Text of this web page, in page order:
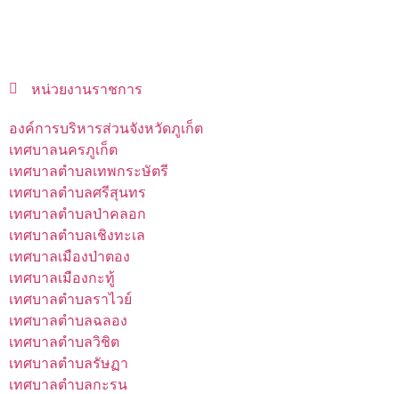
หน่วยงานราชการ
องค์การบริหารส่วนจังหวัดภูเก็ต
เทศบาลนครภูเก็ต
เทศบาลตำบลเทพกระษัตรี
เทศบาลตำบลศรีสุนทร
เทศบาลตำบลป่าคลอก
เทศบาลตำบลเชิงทะเล
เทศบาลเมืองป่าตอง
เทศบาลเมืองกะทู้
เทศบาลตำบลราไวย์
เทศบาลตำบลฉลอง
เทศบาลตำบลวิชิต
เทศบาลตำบลรัษฏา
เทศบาลตำบลกะรน